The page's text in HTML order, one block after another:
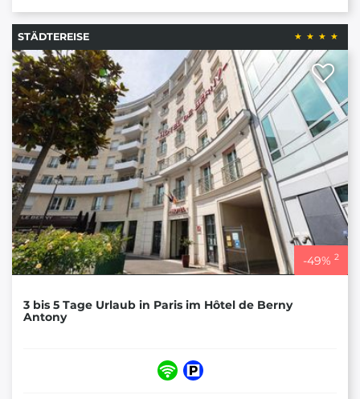
STÄDTEREISE
-49% 2
3 bis 5 Tage Urlaub in Paris im Hôtel de Berny
Antony